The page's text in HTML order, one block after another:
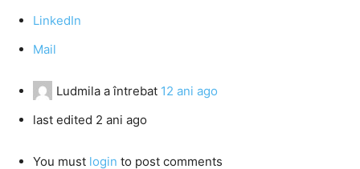
LinkedIn
Mail
Ludmila a întrebat 12 ani ago
last edited 2 ani ago
You must login to post comments